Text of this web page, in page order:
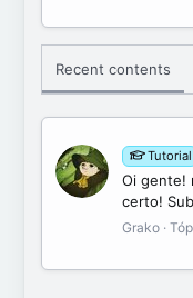
Recent contents
Tutorial
Oi gente!
certo!
Grako